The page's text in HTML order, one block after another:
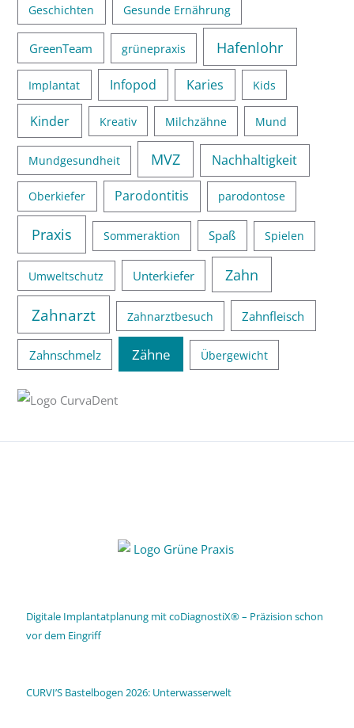
Geschichten Gesunde Ernährung
GreenTeam grünepraxis Hafenlohr
Implantat Infopod Karies Kids
Kinder Kreativ Milchzähne Mund
Mundgesundheit MVZ Nachhaltigkeit
Oberkiefer Parodontitis parodontose
Praxis Sommeraktion Spaß Spielen
Umweltschutz Unterkiefer Zahn
Zahnarzt Zahnarztbesuch Zahnfleisch
Zahnschmelz Zähne Übergewicht
Digitale Implantatplanung mit coDiagnostiX® – Präzision schon
vor dem Eingriff
CURVI’S Bastelbogen 2026: Unterwasserwelt